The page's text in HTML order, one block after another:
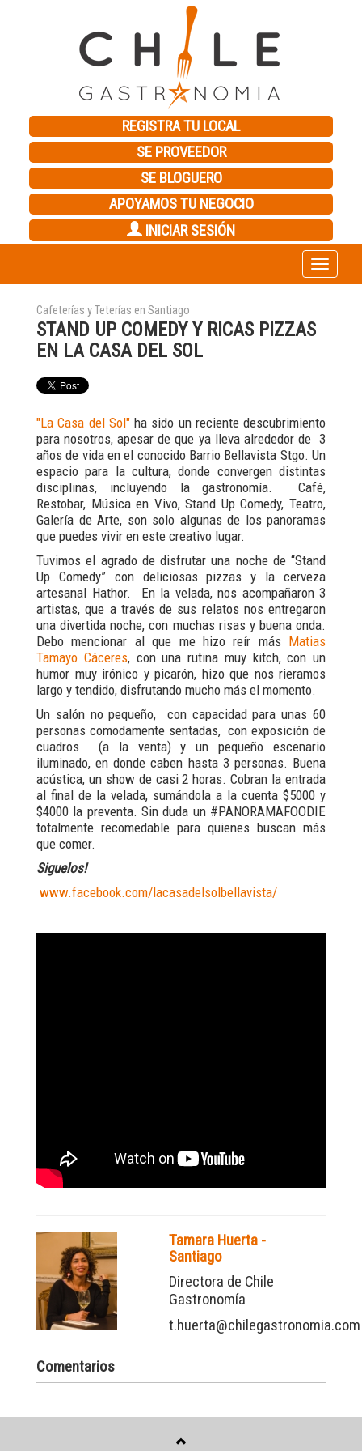
REGISTRA TU LOCAL
SE PROVEEDOR
SE BLOGUERO
APOYAMOS TU NEGOCIO
INICIAR SESIÓN
Toggle
navigation
Cafeterías y Teterías en Santiago
STAND UP COMEDY Y RICAS PIZZAS
EN LA CASA DEL SOL
"La Casa del Sol" ha sido un reciente descubrimiento
para nosotros, apesar de que ya lleva alrededor de 3
años de vida en el conocido Barrio Bellavista Stgo. Un
espacio para la cultura, donde convergen distintas
disciplinas, incluyendo la gastronomía. Café,
Restobar, Música en Vivo, Stand Up Comedy, Teatro,
Galería de Arte, son solo algunas de los panoramas
que puedes vivir en este creativo lugar.
Tuvimos el agrado de disfrutar una noche de “Stand
Up Comedy” con deliciosas pizzas y la cerveza
artesanal Hathor. En la velada, nos acompañaron 3
artistas, que a través de sus relatos nos entregaron
una divertida noche, con muchas risas y buena onda.
Debo mencionar al que me hizo reír más Matias
Tamayo Cáceres, con una rutina muy kitch, con un
humor muy irónico y picarón, hizo que nos rieramos
largo y tendido, disfrutando mucho más el momento.
Un salón no pequeño, con capacidad para unas 60
personas comodamente sentadas, con exposición de
cuadros (a la venta) y un pequeño escenario
iluminado, en donde caben hasta 3 personas. Buena
acústica, un show de casi 2 horas. Cobran la entrada
al final de la velada, sumándola a la cuenta $5000 y
$4000 la preventa. Sin duda un #PANORAMAFOODIE
totalmente recomedable para quienes buscan más
que comer.
Siguelos!
www.facebook.com/lacasadelsolbellavista/
Tamara Huerta -
Santiago
Directora de Chile
Gastronomía
t.huerta@chilegastronomia.com
Comentarios